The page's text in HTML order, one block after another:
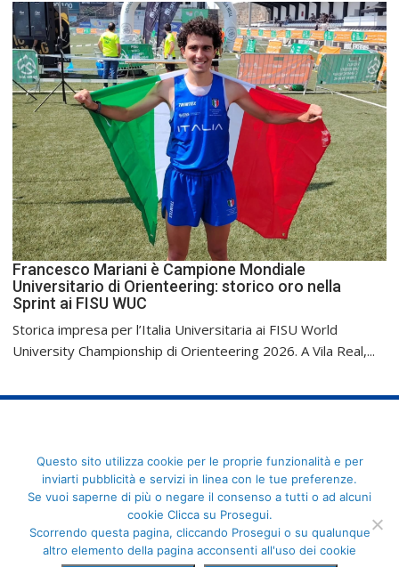
Francesco Mariani è Campione Mondiale
Universitario di Orienteering: storico oro nella
Sprint ai FISU WUC
Storica impresa per l’Italia Universitaria ai FISU World
University Championship di Orienteering 2026. A Vila Real,...
FederCUSI: Federazione Italiana dello Sport Universitario - Via
Angelo Brofferio, 7 - 00195 Roma - C.F. 80109270589
Questo sito utilizza cookie per le proprie funzionalità e per
inviarti pubblicità e servizi in linea con le tue preferenze.
Se vuoi saperne di più o negare il consenso a tutti o ad alcuni
cookie Clicca su Prosegui.
Scorrendo questa pagina, cliccando Prosegui o su qualunque
altro elemento della pagina acconsenti all'uso dei cookie